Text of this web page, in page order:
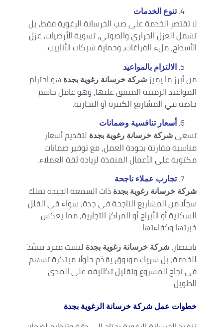
تنوع الخدمات
لا تقتصر الخدمة على صب الخرسانة الرغوية فقط، بل
تشمل العزل الحراري والصوتي، تسوية الأرضيات، عزل
الأسطح، ملء الفراغات، وحماية شبكات الأنابيب.
الالتزام بالمواعيد
من أبرز ما يميز شركة خرسانة رغوية بجدة هو احترام
المواعيد الزمنية المتفق عليها، وهو عامل حاسم
خاصة في المشاريع الكبيرة أو التجارية.
أسعار تنافسية وضمانات
تسعى شركة خرسانة رغوية بجدة لتقديم أسعار
مناسبة مقارنة بجودة العمل، مع توفير ضمانات
مكتوبة على الأعمال المنفذة لزيادة ثقة العملاء.
تجارب عملاء ناجحة
شركة خرسانة رغوية بجدة ذات السمعة الجيدة تملك
سجلًا من المشاريع الناجحة في جدة، سواء في الفلل
السكنية أو الأبراج أو المراكز التجارية، مما يعكس
خبرتها وكفاءتها.
باختصار، شركة خرسانة رغوية بجدة ليست مجرد منفّذ
للخدمة، بل شريك موثوق يقدّم حلولًا مبتكرة تسهم
في نجاح المشروع وتقليل تكاليفه على المدى
الطويل.
خطوات عمل شركة خرسانة الرغوية بجدة